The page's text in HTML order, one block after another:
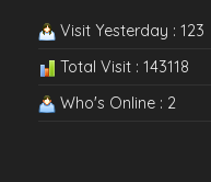
Visit Yesterday : 123
Total Visit : 143118
Who's Online : 2